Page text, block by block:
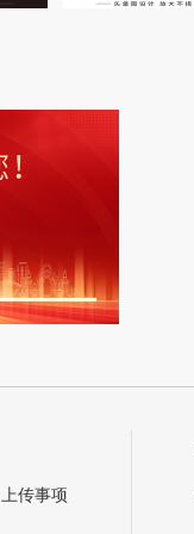
上传事项